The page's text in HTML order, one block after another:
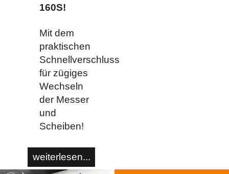
160S!
Mit dem
praktischen
Schnellverschluss
für zügiges
Wechseln
der Messer
und
Scheiben!
weiterlesen...